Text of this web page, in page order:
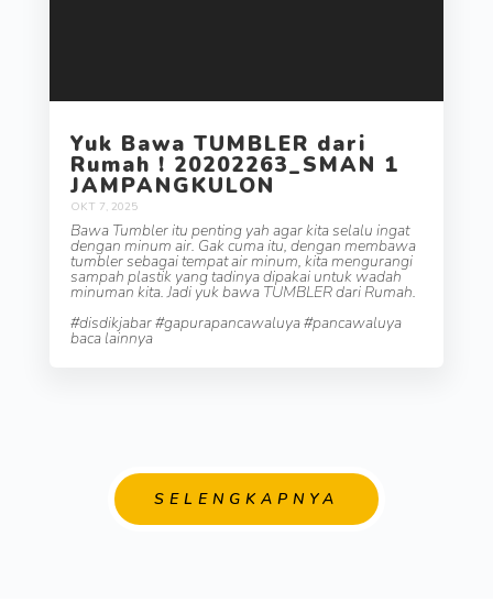
Yuk Bawa TUMBLER dari
Rumah ! 20202263_SMAN 1
JAMPANGKULON
OKT 7, 2025
Bawa Tumbler itu penting yah agar kita selalu ingat
dengan minum air. Gak cuma itu, dengan membawa
tumbler sebagai tempat air minum, kita mengurangi
sampah plastik yang tadinya dipakai untuk wadah
minuman kita. Jadi yuk bawa TUMBLER dari Rumah.
#disdikjabar #gapurapancawaluya #pancawaluya
baca lainnya
SELENGKAPNYA